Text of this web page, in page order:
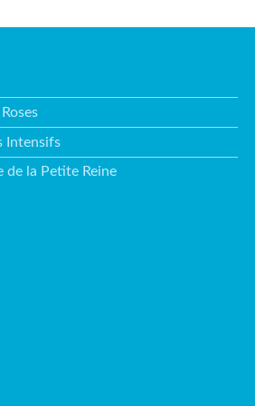
Intensifs
de la Petite Reine